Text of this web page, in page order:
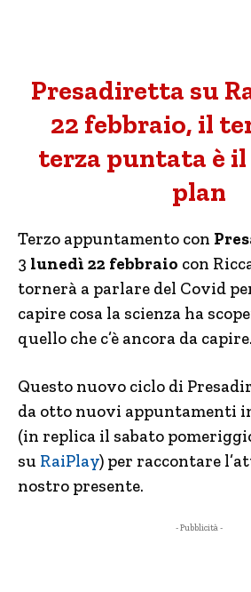
Presadiretta su
22 febbraio, il
terza puntata è
plan
Terzo appuntamento con
3 lunedì 22 febbraio con
tornerà a parlare del Covid
capire cosa la scienza ha
quello che c’è ancora da capire.
Questo nuovo ciclo di
da otto nuovi appuntamenti
(in replica il sabato
su RaiPlay) per raccontare
nostro presente.
- Pubblicità -